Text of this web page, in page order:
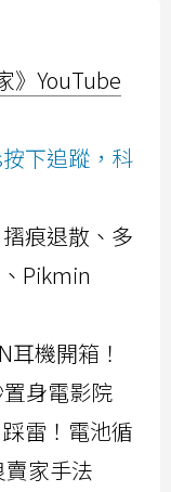
》YouTube
下追蹤，科
痕退散、多
Pikmin
耳機開箱！
身電影院
雷！電池循
家手法